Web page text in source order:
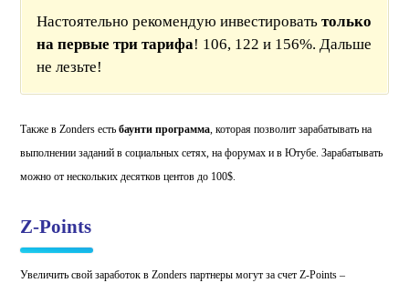
Настоятельно рекомендую инвестироватьтолько
на первые три тарифа! 106, 122 и 156%. Дальше
не лезьте!
Также в Zonders естьбаунти программа, которая позволит зарабатывать на
выполнении заданий в социальных сетях, на форумах и в Ютубе. Зарабатывать
можно от нескольких десятков центов до 100$.
Z-Points
Увеличить свой заработок в Zonders партнеры могут за счет Z-Points –